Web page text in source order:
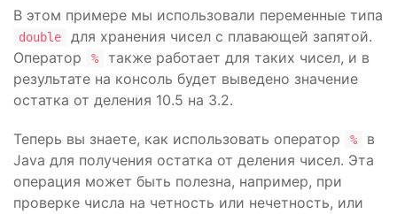
В этом примере мы использовали переменные типа
double
для хранения чисел с плавающей запятой.
Оператор
%
также работает для таких чисел, и в
результате на консоль будет выведено значение
остатка от деления 10.5 на 3.2.
Теперь вы знаете, как использовать оператор %
в
Java для получения остатка от деления чисел. Эта
операция может быть полезна, например, при
проверке числа на четность или нечетность, или